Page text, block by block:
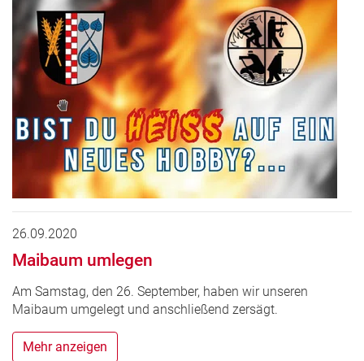
26.09.2020
Maibaum umlegen
Am Samstag, den 26. September, haben wir unseren
Maibaum umgelegt und anschließend zersägt.
Mehr anzeigen